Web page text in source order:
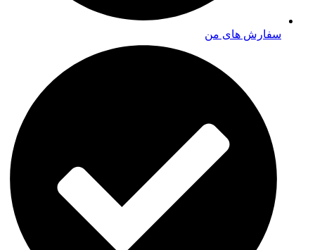
سفارش های من